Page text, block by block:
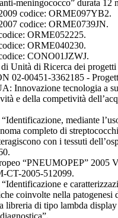
meningococco” durata 12
codice: ORME097YB2.
codice: ORME0739JN.
ORME052225.
ORME040230.
CONO01JZWJ.
Unità di Ricerca dei
02-00451-3362185 -
Innovazione tecnologia a
e della competività
mediante
completo di
con i tessuti
“PNEUMOPEP” 2005
CT-2005-512099.
e
coinvolte nella patogenesi
libreria di tipo lambda